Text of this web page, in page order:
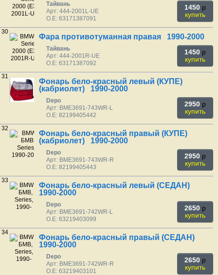
Тайвань
Арт: 444-2001L-UE
O.E: 63171387091
1450 p
купить
30
Фара противотуманная правая 1990-2000
Тайвань
Арт: 444-2001R-UE
O.E: 63171387092
1450 p
купить
31
Фонарь бело-красный левый (КУПЕ)
(кабриолет) 1990-2000
Depo
Арт: BME3691-743WR-L
O.E: 82199405442
2950 p
купить
32
Фонарь бело-красный правый (КУПЕ)
(кабриолет) 1990-2000
Depo
Арт: BME3691-743WR-R
O.E: 82199405443
2950 p
купить
33
Фонарь бело-красный левый (СЕДАН)
1990-2000
Depo
Арт: BME3691-742WR-L
O.E: 63219403099
2650 p
купить
34
Фонарь бело-красный правый (СЕДАН)
1990-2000
Depo
Арт: BME3691-742WR-R
O.E: 63219403101
2650 p
купить